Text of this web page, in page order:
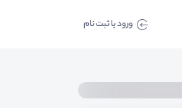
ورود یا ثبت نام